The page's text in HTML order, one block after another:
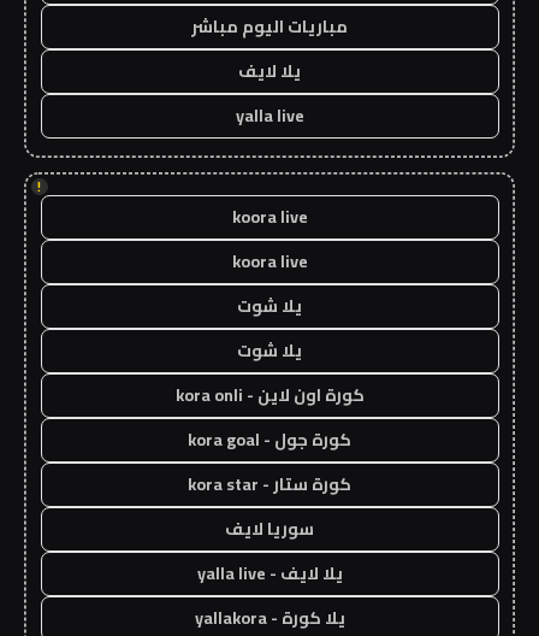
مباريات اليوم مباشر
يلا لايف
yalla live
!
koora live
koora live
يلا شوت
يلا شوت
كورة اون لاين - kora onli
كورة جول - kora goal
كورة ستار - kora star
سوريا لايف
يلا لايف - yalla live
يلا كورة - yallakora